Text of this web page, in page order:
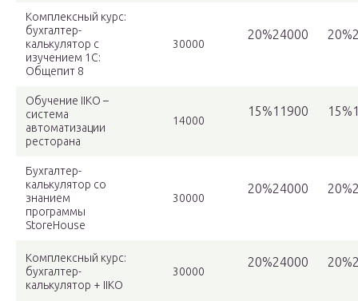
Комплексный курс:
бухгалтер-
калькулятор с
изучением 1С:
Общепит 8
30000
20%24000
Обучение IIKO –
система
автоматизации
ресторана
14000
15%11900
Бухгалтер-
калькулятор со
знанием
программы
StoreHouse
30000
20%24000
Комплексный курс:
бухгалтер-
калькулятор + IIKO
30000
20%24000